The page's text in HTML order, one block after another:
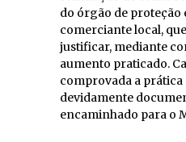
do órgão de proteção
comerciante local,
justificar, mediante
aumento praticado.
comprovada a prática
devidamente
encaminhado para o